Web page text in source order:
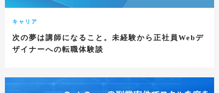
キャリア
次の夢は講師になること。未経験から正社員Webデ
ザイナーへの転職体験談